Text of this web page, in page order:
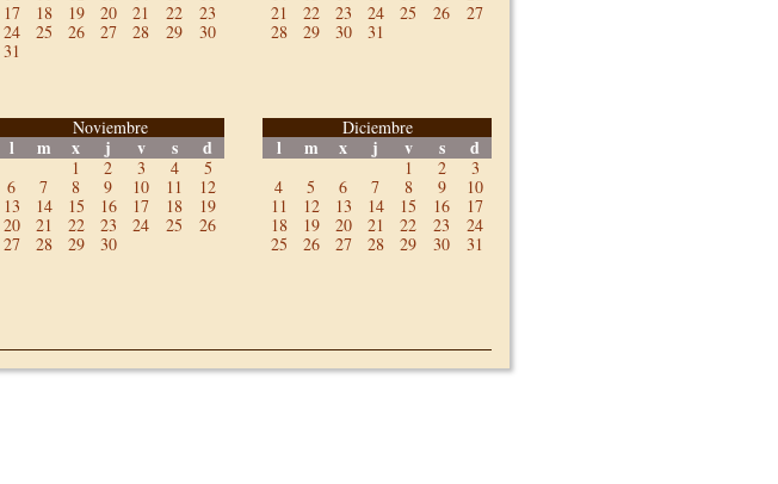
17
18 19 20 21 22
23
24
25 26 27 28 29
30
31
21
22 23 24 25 26
27
28
29 30 31
Noviembre
l m x j v s d
1 2 3 4
5
6
7 8 9 10 11
12
13
14 15 16 17 18
19
20
21 22 23 24 25
26
27
28 29 30
Diciembre
l m x j v s d
1 2
3
4
5 6 7 8 9
10
11
12 13 14 15 16
17
18
19 20 21 22 23
24
25
26 27 28 29 30 31